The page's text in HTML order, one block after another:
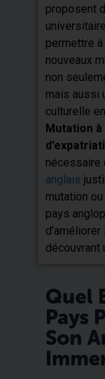
proposent
permettre
nouveaux
non
mais aussi
culturelle
Mutation
nécessaire
anglais
mutation
pays
découvrant
Quel
Pays
Son